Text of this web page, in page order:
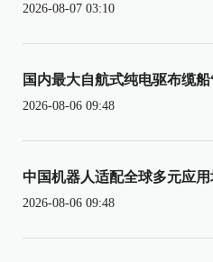
2026-08-07 03:10
国内最大自航式纯电驱布缆
2026-08-06 09:48
中国机器人适配全球多元应
2026-08-06 09:48